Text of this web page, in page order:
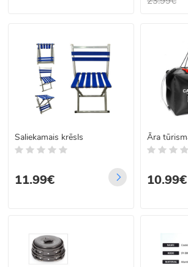
Saliekamais krēsls
11.99€
Āra
10.99€